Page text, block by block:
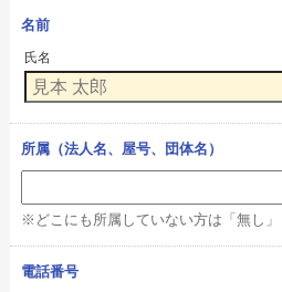
名前
氏名
所属（法人名、屋号、団体名）
※どこにも所属していない方は「無し
電話番号